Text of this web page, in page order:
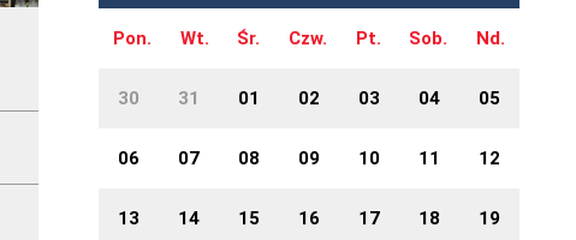
Pon. Wt. Śr. Czw. Pt. Sob. Nd.
30 31 01 02 03 04 05
06 07 08 09 10 11 12
13 14 15 16 17 18 19